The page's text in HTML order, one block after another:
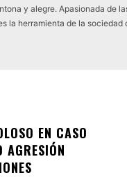
y alegre. Apasionada de
la herramienta de la
EN CASO
AGRESIÓN